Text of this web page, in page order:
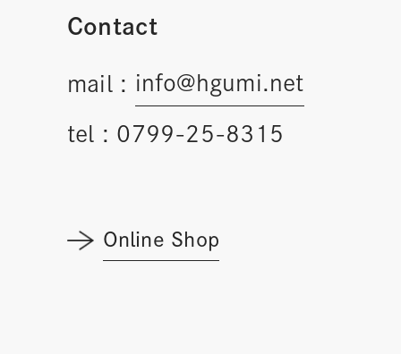
Contact
mail : info@hgumi.net
tel : 0799-25-8315
Online Shop